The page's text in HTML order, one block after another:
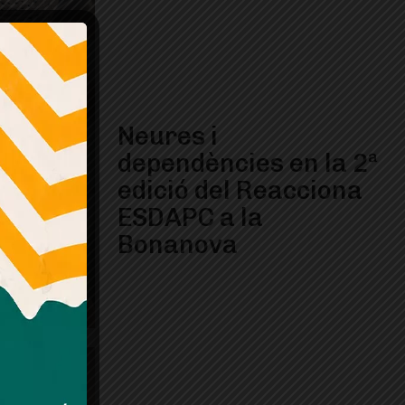
Neures i
dependències en la 2ª
edició del Reacciona
ESDAPC a la
Bonanova